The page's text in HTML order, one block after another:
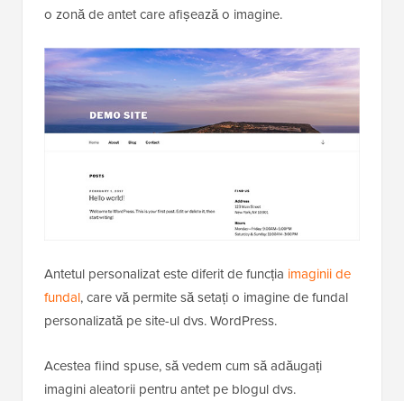
o zonă de antet care afișează o imagine.
Antetul personalizat este diferit de funcția imaginii de
fundal, care vă permite să setați o imagine de fundal
personalizată pe site-ul dvs. WordPress.
Acestea fiind spuse, să vedem cum să adăugați
imagini aleatorii pentru antet pe blogul dvs.